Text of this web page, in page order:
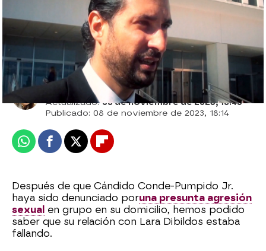
Sara Ruiz
Actualizado: 08 de noviembre de 2023, 18:43
Publicado: 08 de noviembre de 2023, 18:14
WhatsappFacebook
X Flipboard
Después de que Cándido Conde-Pumpido Jr.
haya sido denunciado poruna presunta agresión
sexual en grupo en su domicilio, hemos podido
saber que su relación con Lara Dibildos estaba
fallando.